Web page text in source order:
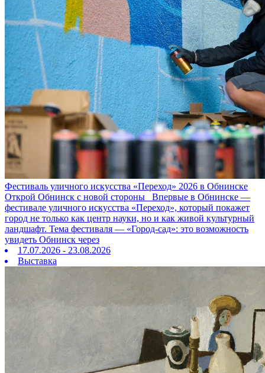
Фестиваль уличного искусства «Переход» 2026 в Обнинске
Открой Обнинск с новой стороны Впервые в Обнинске —
фестивале уличного искусства «Переход», который покажет
город не только как центр науки, но и как живой культурный
ландшафт. Тема фестиваля — «Город‑сад»: это возможность
увидеть Обнинск через
17.07.2026 - 23.08.2026
Выставка